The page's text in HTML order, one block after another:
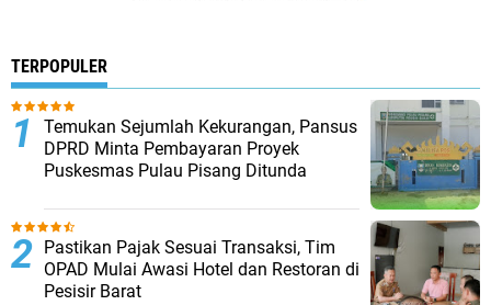
TERPOPULER
Temukan Sejumlah Kekurangan, Pansus
DPRD Minta Pembayaran Proyek
Puskesmas Pulau Pisang Ditunda ‎
Pastikan Pajak Sesuai Transaksi, Tim
OPAD Mulai Awasi Hotel dan Restoran di
Pesisir Barat